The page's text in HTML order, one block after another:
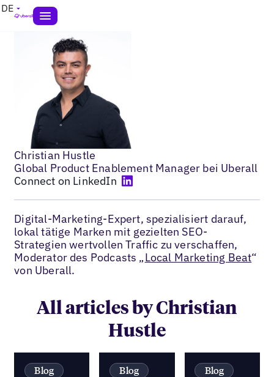
DE
Christian Hustle
Global Product Enablement Manager bei Uberall
Connect on LinkedIn
Digital-Marketing-Expert, spezialisiert darauf,
lokal tätige Marken mit gezielten SEO-
Strategien wertvollen Traffic zu verschaffen,
Moderator des Podcasts „Local Marketing Beat“
von Uberall.
All articles by Christian
Hustle
Blog
Blog
Blog